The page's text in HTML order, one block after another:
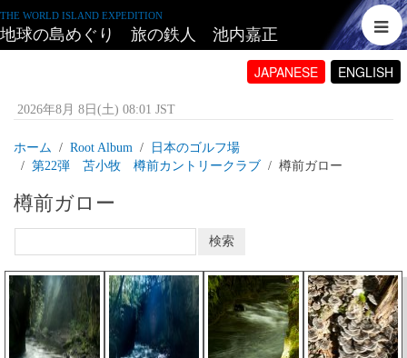
THE WORLD ISLAND EXPEDITION
地球の島めぐり 旅の鉄人 池内嘉正
JAPANESE ENGLISH
2026年8月 8日(土) 08:01 JST
ホーム Root Album
日本のゴルフ場
第22弾 苫小牧 樽前カントリークラブ
樽前ガロー
樽前ガロー